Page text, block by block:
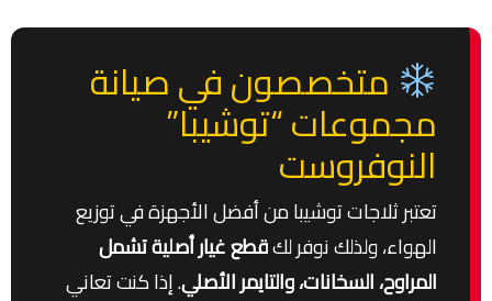
متخصصون في صيانة
مجموعات “توشيبا”
النوفروست
تعتبر ثلاجات توشيبا من أفضل الأجهزة في توزيع
الهواء، ولذلك نوفر لكقطع غيار أصلية تشمل
المراوح، السخانات، والتايمر الأصلي. إذا كنت تعاني